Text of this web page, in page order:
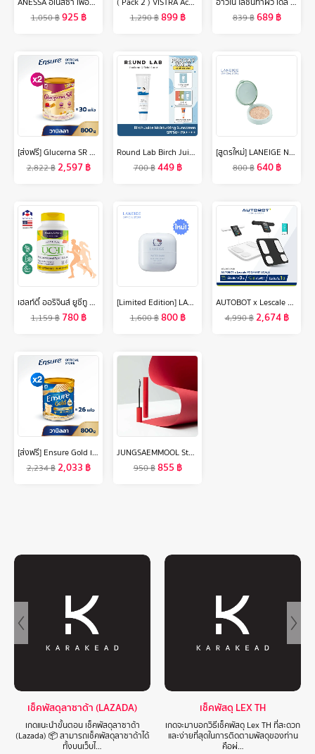
1,050฿925 ฿
1,290฿899฿
839฿689฿
[ส่งฟรี] Glucerna SR กลูเซอนา เอสอาร์ กลิ่นวานิลลา 800g 2 กระป๋อง Glucerna SR Vanilla 800g x2 สำหรับผู้ป่วยเบาหวาน
2,822฿2,597฿
Round Lab Birch Juice Moisturizing Sunscreen SPF50+ PA++++
700฿449฿
[สูตรใหม่] LANEIGE Neo Cushion Matte Refill 15g. ลาเนจ นีโอคุชชั่น สูตรแมตต์ ปกปิดสูงสุดแต่บางเบา กันแดด กันแสงสีฟ้า ไม่ติดมาส์ก
800฿640฿
เฮลท์ตี้ ออริจินส์ ยูซีทู คอลลาเจน 40 mg x 60 เม็ด Healthy Origins UC II UC2 คอลลาเจนไทพ์ทู /กินร่วมกับ แคลเซี่ยม กลูโคซามีน น้ำมันปลา โอเมก้า 3 พิคโนจินอล ขมิ้นชัน วิตามินดี เค คอลลาเจน กระดูก เจ็บเข่า
1,159฿ 780฿
[Limited Edition] LANEIGE x HELLO KITTY Water Bank Blue Hyaluronic Gel Cream 50ml ลาเนจ วอเตอร์ แบงค์ บลู ไฮยาลูโรนิค เจล ครีม
1,600฿800฿
AUTOBOT x Lescale P3 เครื่องน้ำหนัก อัจฉริยะ Smart Scale เซนเซอร์ 8 อิเล็กโทรด ตรวจเช็ค Professional มากถึง 20 พารามิเตอร์ [ PRE ]
4,990฿2,674฿
[ส่งฟรี] Ensure Gold เอนชัวร์ โกลด์ กลิ่นวานิลลา 800g 2 กระป๋อง Ensure Gold Vanilla 800g x2
2,234฿2,033 ฿
JUNGSAEMMOOL Style Up Lash Mascara 7g จองแซมมุล สไตล์ อัพ ลาช มาสคาร่า
950฿855 ฿
เช็คพัสดุลาซาด้า (LAZADA)
เกดแนะนำขั้นตอน เช็คพัสดุลาซาด้า
(Lazada) 📦 สามารถเช็คพัสดุลาซาด้าได้
ทั้งบนเว็บไ…
เช็คพัสดุ LEX TH
เกดจะมาบอกวิธีเช็คพัสดุ Lex TH ที่สะดวก
และง่ายที่สุดในการติดตามพัสดุของท่าน
คือผ่…